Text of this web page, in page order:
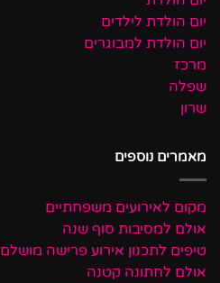
יום הולדת לילדים
יום הולדת למבוגרים
מרכז
שפלה
שרון
מאמרים נוספים
מקום לאירועים משפחתיים
אולם למסיבות סוף שנה
טיפים לתכנון אירוע פרישה מושלם
אולם לחתונה קטנה